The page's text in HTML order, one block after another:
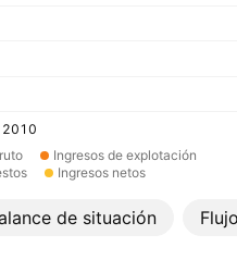
2010
Ingresos de explotación
Ingresos netos
de situación